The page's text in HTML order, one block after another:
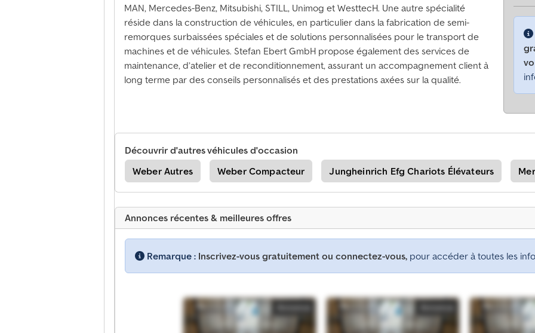
MAN, Mercedes-Benz, Mitsubishi, STILL, Unimog et WesttecH. Une autre spécialité
réside dans la construction de véhicules, en particulier dans la fabrication de semi-
remorques surbaissées spéciales et de solutions personnalisées pour le transport de
machines et de véhicules. Stefan Ebert GmbH propose également des services de
maintenance, d’atelier et de reconditionnement, assurant un accompagnement client à
long terme par des conseils personnalisés et des prestations axées sur la qualité.
Découvrir d'autres véhicules d'occasion
Weber Autres
Weber Compacteur Jungheinrich Efg Chariots Élévateurs
Annonces récentes & meilleures offres
Remarque : Inscrivez-vous gratuitement ou connectez-vous, pour accéder à toutes les